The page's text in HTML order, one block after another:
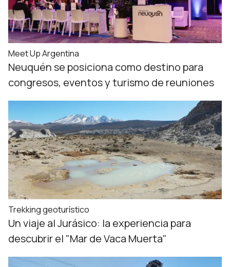
Meet Up Argentina
Neuquén se posiciona como destino para
congresos, eventos y turismo de reuniones
Trekking geoturístico
Un viaje al Jurásico: la experiencia para
descubrir el "Mar de Vaca Muerta"